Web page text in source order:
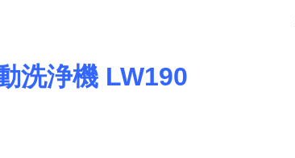
洗浄機 LW190